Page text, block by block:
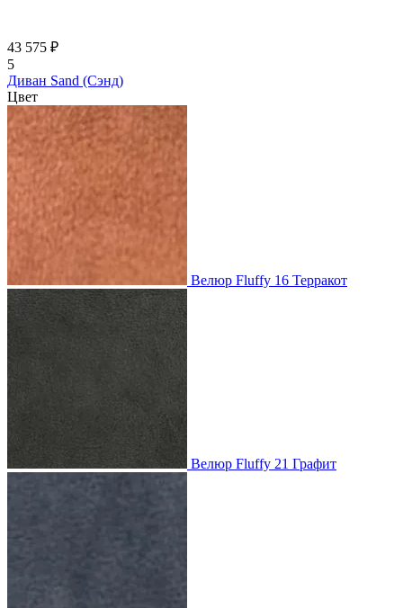
43 575 ₽
5
Диван Sand (Сэнд)
Цвет
Велюр Fluffy 16 Терракот
Велюр Fluffy 21 Графит